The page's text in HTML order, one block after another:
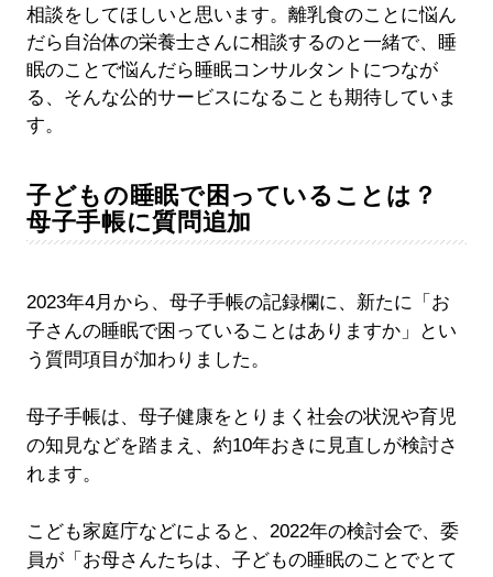
相談をしてほしいと思います。離乳食のことに悩ん
だら自治体の栄養士さんに相談するのと一緒で、睡
眠のことで悩んだら睡眠コンサルタントにつなが
る、そんな公的サービスになることも期待していま
す。
子どもの睡眠で困っていることは？
母子手帳に質問追加
2023年4月から、母子手帳の記録欄に、新たに「お
子さんの睡眠で困っていることはありますか」とい
う質問項目が加わりました。
母子手帳は、母子健康をとりまく社会の状況や育児
の知見などを踏まえ、約10年おきに見直しが検討さ
れます。
こども家庭庁などによると、2022年の検討会で、委
員が「お母さんたちは、子どもの睡眠のことでとて